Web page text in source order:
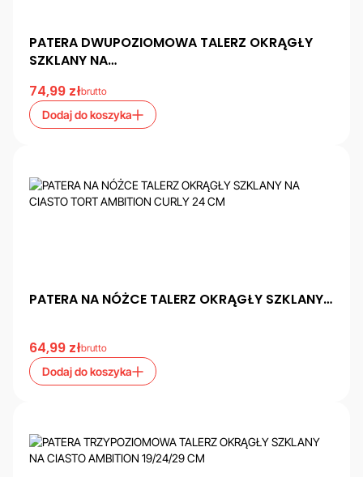
PATERA DWUPOZIOMOWA TALERZ OKRĄGŁY
SZKLANY NA…
74,99 złbrutto
Dodaj do koszyka
PATERA NA NÓŻCE TALERZ OKRĄGŁY SZKLANY…
64,99 złbrutto
Dodaj do koszyka